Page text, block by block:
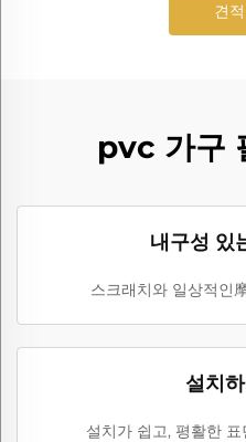
견
pvc 가구
내구성 있
스크래치와 일상적인
설치
설치가 쉽고, 평활한